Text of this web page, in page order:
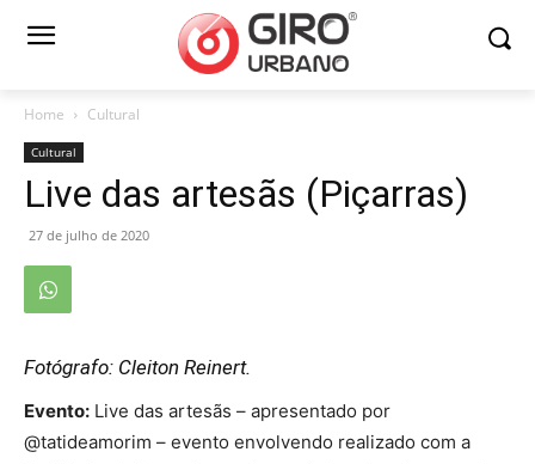
Home Cultural
Cultural
Live das artesãs (Piçarras)
27 de julho de 2020
Fotógrafo: Cleiton Reinert.
Evento: Live das artesãs – apresentado por
@tatideamorim – evento envolvendo realizado com a